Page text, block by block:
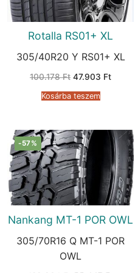
Rotalla RS01+ XL
305/40R20 Y RS01+ XL
100.178Ft Original
was:
100.178 Ft.
47.903 FtCurrent
Kosárba teszem
-57%
Nankang MT-1 POR OWL
305/70R16 Q MT-1 POR
OWL